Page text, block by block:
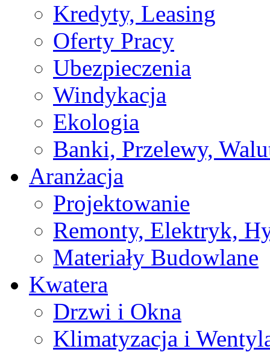
Kredyty, Leasing
Oferty Pracy
Ubezpieczenia
Windykacja
Ekologia
Banki, Przelewy,
Aranżacja
Projektowanie
Remonty, Elektryk,
Materiały Budowlane
Kwatera
Drzwi i Okna
Klimatyzacja i